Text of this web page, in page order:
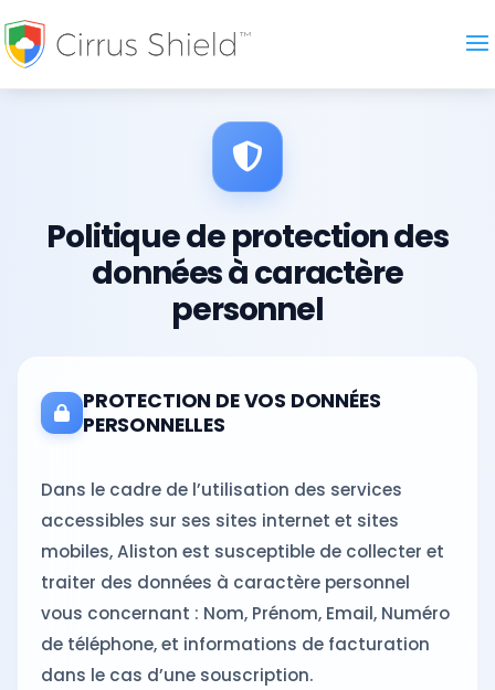
Politique de protection des
données à caractère
personnel
PROTECTION DE VOS DONNÉES
PERSONNELLES
Dans le cadre de l’utilisation des services
accessibles sur ses sites internet et sites
mobiles, Aliston est susceptible de collecter et
traiter des données à caractère personnel
vous concernant : Nom, Prénom, Email, Numéro
de téléphone, et informations de facturation
dans le cas d’une souscription.